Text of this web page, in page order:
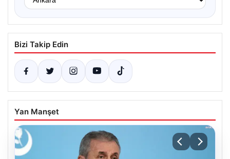
Bizi Takip Edin
Yan Manşet